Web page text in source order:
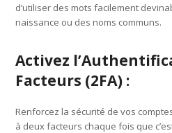
d’utiliser des mots facilement
naissance ou des noms communs.
Activez
Facteurs (2FA) :
Renforcez la sécurité de vos
à deux facteurs chaque fois que